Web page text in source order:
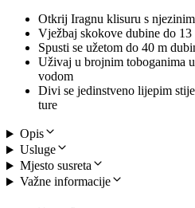
Otkrij Iragnu klisuru s
Vježbaj skokove dubine do 13
Spusti se užetom do 40 m
Uživaj u brojnim toboganima
vodom
Divi se jedinstveno lijepim
ture
Opis
Usluge
Mjesto susreta
Važne informacije